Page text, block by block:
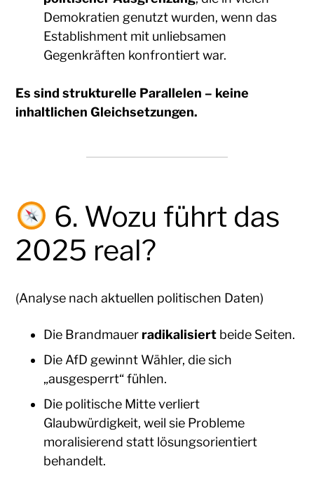
Demokratien genutzt wurden, wenn das
Establishment mit unliebsamen
Gegenkräften konfrontiert war.
Es sind strukturelle Parallelen – keine
inhaltlichen Gleichsetzungen.
6. Wozu führt das
2025 real?
(Analyse nach aktuellen politischen Daten)
Die Brandmauer radikalisiert beide Seiten.
Die AfD gewinnt Wähler, die sich
„ausgesperrt“ fühlen.
Die politische Mitte verliert
Glaubwürdigkeit, weil sie Probleme
moralisierend statt lösungsorientiert
behandelt.